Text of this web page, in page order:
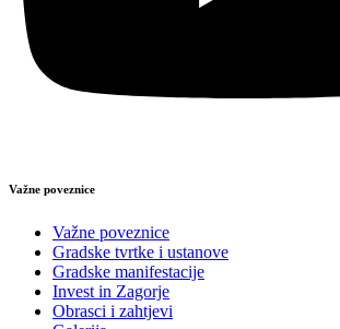
Važne poveznice
Važne poveznice
Gradske tvrtke i ustanove
Gradske manifestacije
Invest in Zagorje
Obrasci i zahtjevi